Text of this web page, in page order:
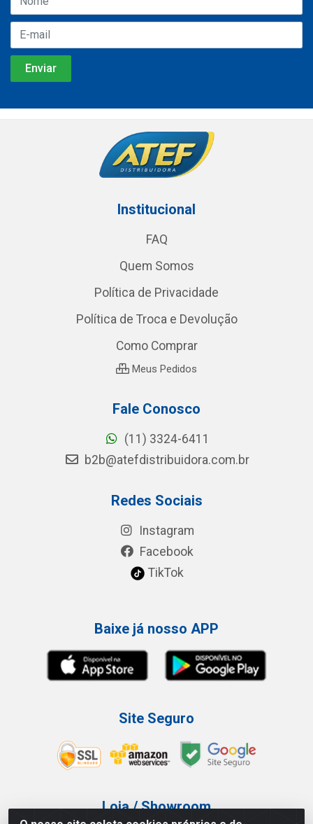
Institucional
FAQ
Quem Somos
Política de Privacidade
Política de Troca e Devolução
Como Comprar
Meus Pedidos
Fale Conosco
(11) 3324-6411
b2b@atefdistribuidora.com.br
Redes Sociais
Instagram
Facebook
TikTok
Baixe já nosso APP
Site Seguro
Loja / Showroom